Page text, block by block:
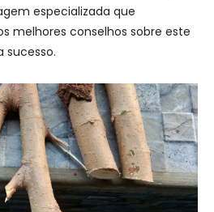
especializada que
melhores conselhos sobre este
sucesso.